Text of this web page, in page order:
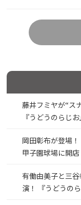
藤井フミヤが“ス
『うどうのらじお
岡田彰布が登場
甲子園球場に開店
有働由美子と三
演！ 『うどうのら